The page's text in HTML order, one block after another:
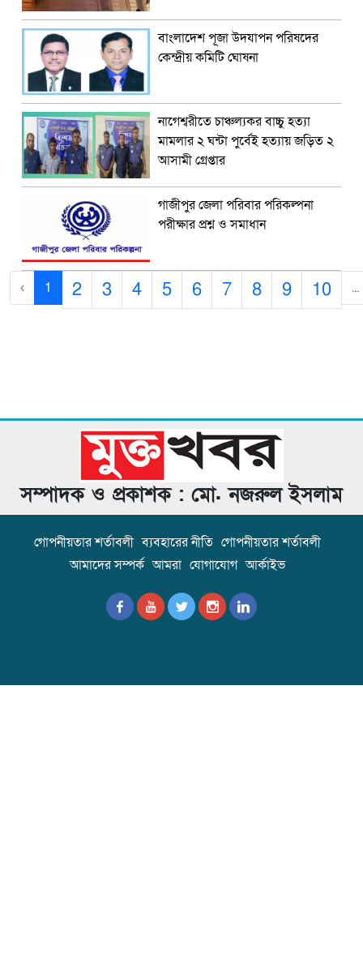
বাংলাদেশ পূজা উদযাপন পরিষদের
কেন্দ্রীয় কমিটি ঘোষনা
নাগেশ্বরীতে চাঞ্চল্যকর বাচ্চু হত্যা
মামলার ২ ঘন্টা পুর্বেই হত্যায় জড়িত ২
আসামী গ্রেপ্তার
গাজীপুর জেলা পরিবার পরিকল্পনা
পরীক্ষার প্রশ্ন ও সমাধান
‹ 1 2 3 4 5 6 7 8 9 10 ...
সম্পাদক ও প্রকাশক : মো. নজরুল ইসলাম
গোপনীয়তার শর্তাবলী ব্যবহারের নীতি গোপনীয়তার শর্তাবলী
আমাদের সম্পর্ক আমরা যোগাযোগ আর্কাইভ